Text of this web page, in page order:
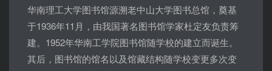
华南理工大学图书馆源溯老中山大学图书总馆，奠基
于1936年11月，由我国著名图书馆学家杜定友负责筹
建。1952年华南工学院图书馆随学校的建立而诞生。
其后，图书馆的馆名以及馆藏结构随学校变更多次变